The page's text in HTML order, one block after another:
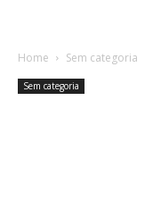
Home Sem categoria
Sem categoria